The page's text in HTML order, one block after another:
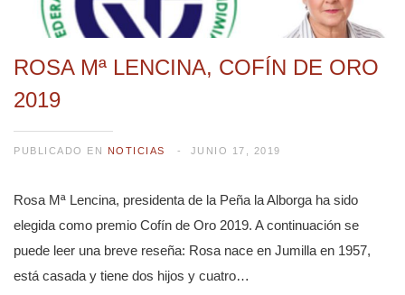
ROSA Mª LENCINA, COFÍN DE ORO
2019
PUBLICADO EN NOTICIAS JUNIO 17, 2019
Rosa Mª Lencina, presidenta de la Peña la Alborga ha sido
elegida como premio Cofín de Oro 2019. A continuación se
puede leer una breve reseña: Rosa nace en Jumilla en 1957,
está casada y tiene dos hijos y cuatro…